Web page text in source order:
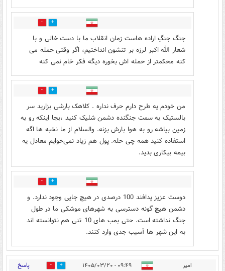
0
جنگ جنگِ اراده هاست زمان انقلاب ما با دست خالی و با
شعار الله اکبر لرزه بر تنشون انداختیم، اگر وقتی حمله می
کنه محکمتر از حمله اش بخوره دیگه فکر خام نمی کنه
0
من خودم یه طرح دارم حرف نداره . کلاهک بارشی بزارید سر
بالستیک به سمت جنگنده دشمن شلیک کنید ،بجا اینکه رو به
زمین بپاشه رو به هوا بارش بزنه. والسلام از ما نخبه ها اگه
استفاده کنید همه چی حله. پول هم زیاد نمی‌خوایم معادل یه
بیمه بیکاری بدید.
0
دوست عزیز پدافند 100 درصدی در هیچ جایی وجود ندارد. و
دشمن هیچ گونه دسترسی به شهرهای موشکی ما در طول
جنگ نداشته است. حتی بمب های 10 تنی هم نتوانسته اند
به این شهر ها آسیب جدی وارد کنند.
امیر ۰۹:۴۹ - ۱۴۰۵/۰۳/۲۰ 0 پاسخ